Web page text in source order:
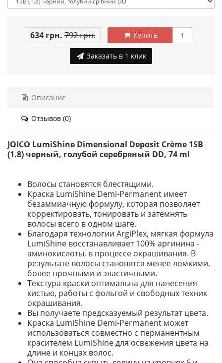
634 грн. 792 грн. Купить
Заказать в 1 клик
Описание
Отзывов (0)
JOICO LumiShine Dimensional Deposit Crème 1SB
(1.8) черный, голубой серебряный DD, 74 ml
Волосы становятся блестящими.
Краска LumiShine Demi-Permanent имеет
безаммиачную формулу, которая позволяет
корректировать, тонировать и затемнять
волосы всего в одном шаге.
Благодаря технологии ArgiPlex, мягкая формула
LumiShine восстанавливает 100% аргинина -
аминокислоты, в процессе окрашивания. В
результате волосы становятся менее ломкими,
более прочными и эластичными.
Текстура краски оптимальна для нанесения
кистью, работы с фольгой и свободных техник
окрашивания.
Вы получаете предсказуемый результат цвета.
Краска LumiShine Demi-Permanent может
использоваться совместно с перманентным
красителем LumiShine для освежения цвета на
длине и концах волос.